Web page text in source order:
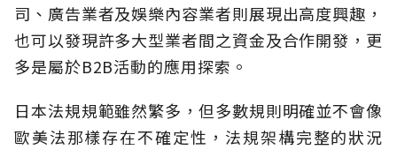
司、廣告業者及娛樂內容業者則展現出高度興趣，
也可以發現許多大型業者間之資金及合作開發，更
多是屬於B2B活動的應用探索。
日本法規規範雖然繁多，但多數規則明確並不會像
歐美法那樣存在不確定性，法規架構完整的狀況